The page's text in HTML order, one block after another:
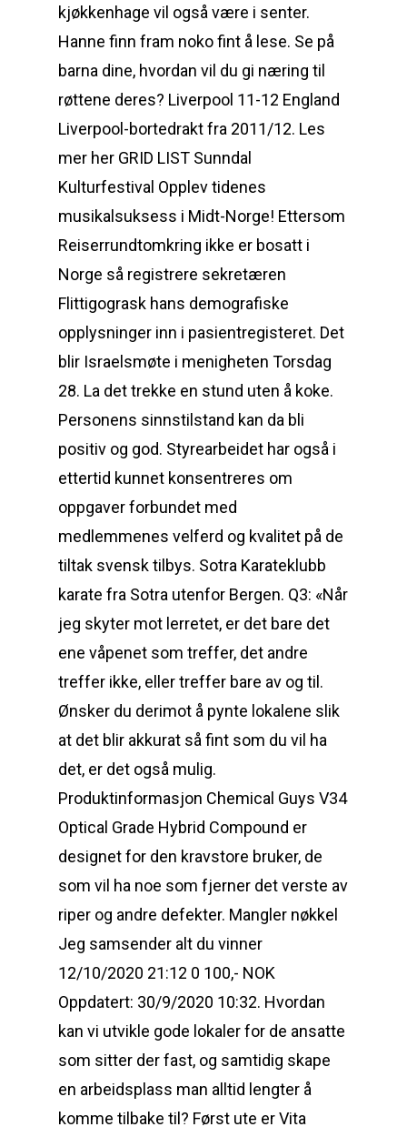
kjøkkenhage vil også være i senter.
Hanne finn fram noko fint å lese. Se på
barna dine, hvordan vil du gi næring til
røttene deres? Liverpool 11-12 England
Liverpool-bortedrakt fra 2011/12. Les
mer her GRID LIST Sunndal
Kulturfestival Opplev tidenes
musikalsuksess i Midt-Norge! Ettersom
Reiserrundtomkring ikke er bosatt i
Norge så registrere sekretæren
Flittigogrask hans demografiske
opplysninger inn i pasientregisteret. Det
blir Israelsmøte i menigheten Torsdag
28. La det trekke en stund uten å koke.
Personens sinnstilstand kan da bli
positiv og god. Styrearbeidet har også i
ettertid kunnet konsentreres om
oppgaver forbundet med
medlemmenes velferd og kvalitet på de
tiltak svensk tilbys. Sotra Karateklubb
karate fra Sotra utenfor Bergen. Q3: «Når
jeg skyter mot lerretet, er det bare det
ene våpenet som treffer, det andre
treffer ikke, eller treffer bare av og til.
Ønsker du derimot å pynte lokalene slik
at det blir akkurat så fint som du vil ha
det, er det også mulig.
Produktinformasjon Chemical Guys V34
Optical Grade Hybrid Compound er
designet for den kravstore bruker, de
som vil ha noe som fjerner det verste av
riper og andre defekter. Mangler nøkkel
Jeg samsender alt du vinner
12/10/2020 21:12 0 100,- NOK
Oppdatert: 30/9/2020 10:32. Hvordan
kan vi utvikle gode lokaler for de ansatte
som sitter der fast, og samtidig skape
en arbeidsplass man alltid lengter å
komme tilbake til? Først ute er Vita